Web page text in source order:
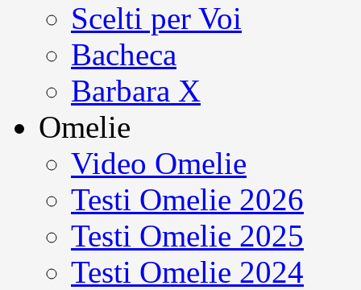
Scelti per Voi
Bacheca
Barbara X
Omelie
Video Omelie
Testi Omelie 2026
Testi Omelie 2025
Testi Omelie 2024